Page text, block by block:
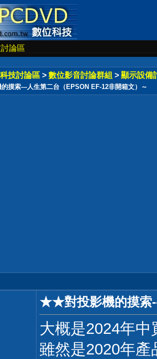
論區
技討論區 > 數位影音討論群組 > 顯示設備
摸索---人生第二台（EPSON EF-12非開箱文）～
★★對投影機的摸索
大概是2024年
雖然是2020年產